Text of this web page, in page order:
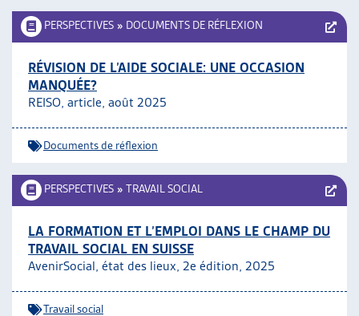
PERSPECTIVES » DOCUMENTS DE RÉFLEXION
RÉVISION DE L’AIDE SOCIALE: UNE OCCASION
MANQUÉE?
REISO, article, août 2025
Documents de réflexion
PERSPECTIVES » TRAVAIL SOCIAL
LA FORMATION ET L’EMPLOI DANS LE CHAMP DU
TRAVAIL SOCIAL EN SUISSE
AvenirSocial, état des lieux, 2e édition, 2025
Travail social